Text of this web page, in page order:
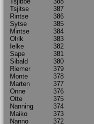
Tsjitse
387
Rintse
386
Sytse
385
Mintse
384
Olrik
383
Ielke
382
Sape
381
Sibald
380
Riemer
379
Monte
378
Marten
377
Onne
376
Otte
375
Nanning
374
Maiko
373
Nanno
372